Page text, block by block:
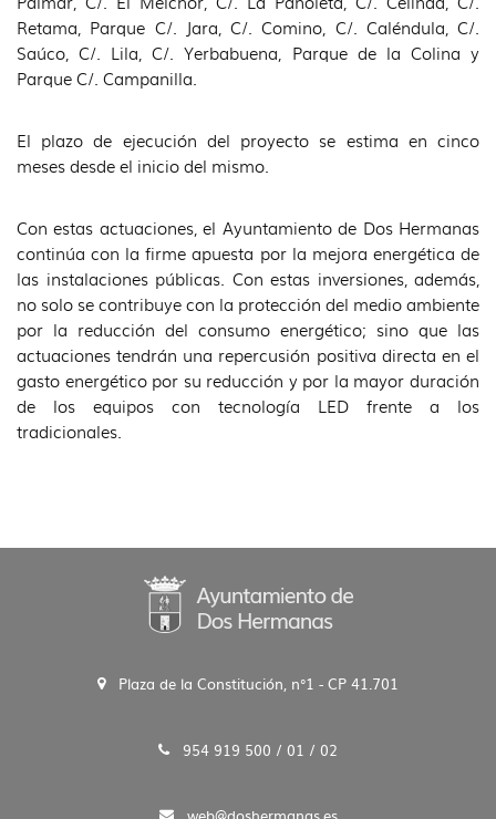
Retama, Parque C/. Jara, C/. Comino, C/. Caléndula, C/.
Saúco, C/. Lila, C/. Yerbabuena, Parque de la Colina y
Parque C/. Campanilla.
El plazo de ejecución del proyecto se estima en cinco
meses desde el inicio del mismo.
Con estas actuaciones, el Ayuntamiento de Dos Hermanas
continúa con la firme apuesta por la mejora energética de
las instalaciones públicas. Con estas inversiones, además,
no solo se contribuye con la protección del medio ambiente
por la reducción del consumo energético; sino que las
actuaciones tendrán una repercusión positiva directa en el
gasto energético por su reducción y por la mayor duración
de los equipos con tecnología LED frente a los
tradicionales.
Plaza de la Constitución, n°1 - CP 41.701
954 919 500 / 01 / 02
web@doshermanas.es